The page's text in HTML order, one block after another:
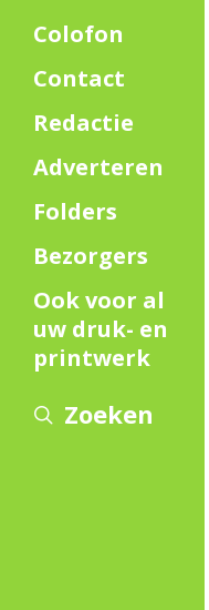
Colofon
Contact
Redactie
Adverteren
Folders
Bezorgers
Ook voor al
uw druk- en
printwerk
Zoeken